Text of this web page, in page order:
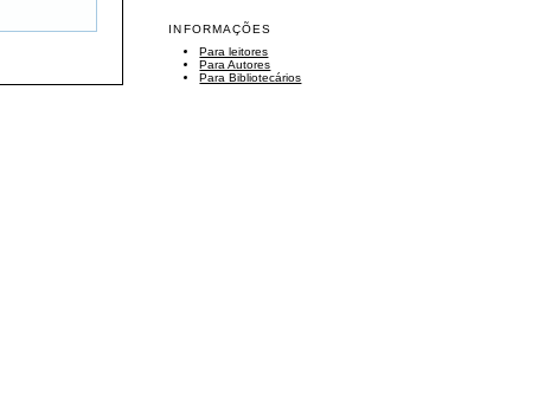
INFORMAÇÕES
Para leitores
Para Autores
Para Bibliotecários